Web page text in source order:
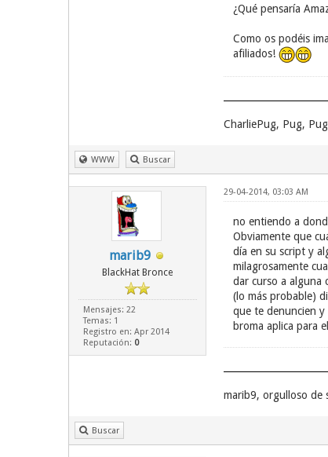
¿Qué pensaría
Como os podéis
afiliados!
CharliePug, Pug,
WWW Buscar
marib9
BlackHat Bronce
Mensajes: 22
Temas: 1
Registro en: Apr 2014
Reputación: 0
29-04-2014, 03:03 AM
no entiendo a
Obviamente que
día en su script y
milagrosamente
dar curso a alguna
(lo más probable)
que te denuncien
broma aplica para
marib9, orgulloso de
Buscar